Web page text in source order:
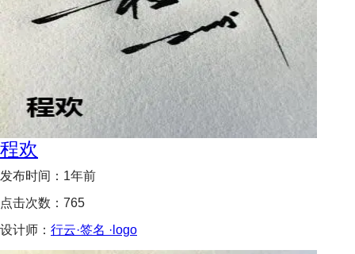
程欢
发布时间： 1年前
点击次数： 765
设计师： 行云·签名 ·logo